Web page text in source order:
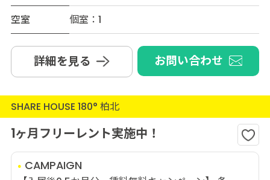
空室
個室：1
詳細を見る お問い合わせ
SHARE HOUSE 180° 柏北
1ヶ月フリーレント実施中！
CAMPAIGN